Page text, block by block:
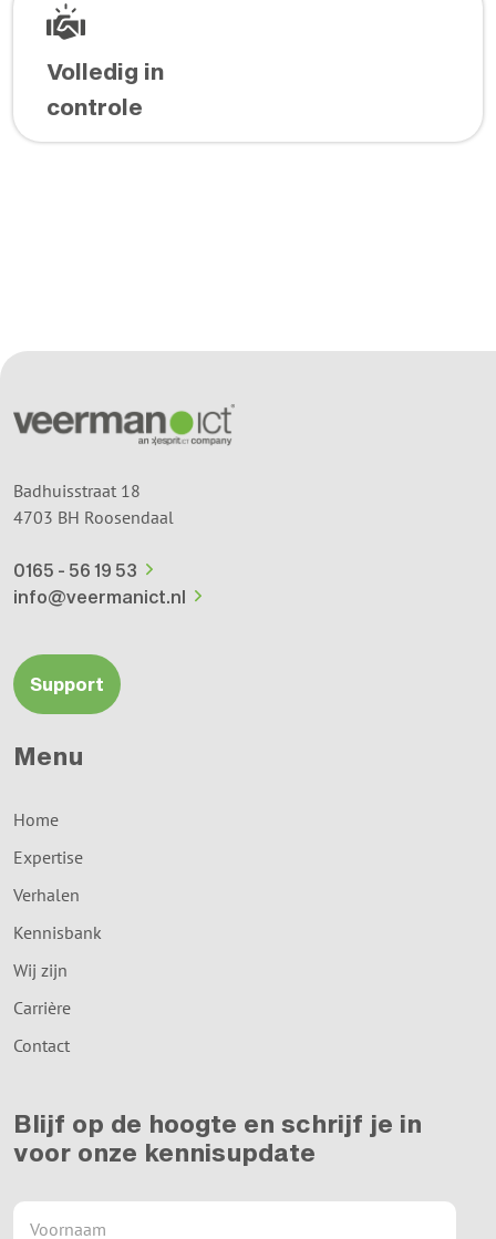
Volledig in
controle
Badhuisstraat 18
4703 BH Roosendaal
0165 - 56 19 53
info@veermanict.nl
Support
Menu
Home
Expertise
Verhalen
Kennisbank
Wij zijn
Carrière
Contact
Blijf op de hoogte en schrijf je in
voor onze kennisupdate